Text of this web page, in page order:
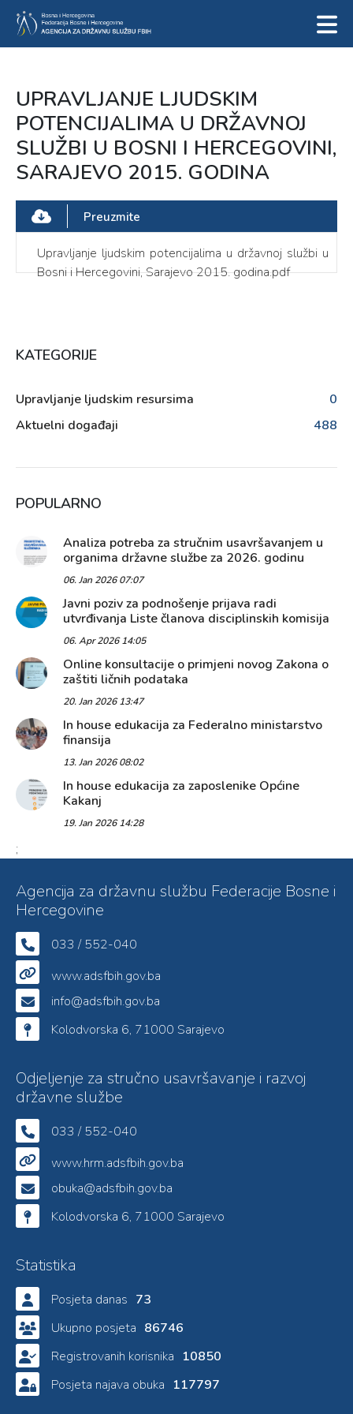
UPRAVLJANJE LJUDSKIM
POTENCIJALIMA U DRŽAVNOJ
SLUŽBI U BOSNI I HERCEGOVINI,
SARAJEVO 2015. GODINA
Preuzmite
Upravljanje ljudskim potencijalima u državnoj službi u
Bosni i Hercegovini, Sarajevo 2015. godina.pdf
KATEGORIJE
Upravljanje ljudskim resursima
0
Aktuelni događaji
488
POPULARNO
Analiza potreba za stručnim usavršavanjem u
organima državne službe za 2026. godinu
06. Jan 2026 07:07
Javni poziv za podnošenje prijava radi
utvrđivanja Liste članova disciplinskih komisija
06. Apr 2026 14:05
Online konsultacije o primjeni novog Zakona o
zaštiti ličnih podataka
20. Jan 2026 13:47
In house edukacija za Federalno ministarstvo
finansija
13. Jan 2026 08:02
In house edukacija za zaposlenike Općine
Kakanj
19. Jan 2026 14:28
;
Agencija za državnu službu Federacije Bosne i
Hercegovine
033 / 552-040
www.adsfbih.gov.ba
info@adsfbih.gov.ba
Kolodvorska 6, 71000 Sarajevo
Odjeljenje za stručno usavršavanje i razvoj
državne službe
033 / 552-040
www.hrm.adsfbih.gov.ba
obuka@adsfbih.gov.ba
Kolodvorska 6, 71000 Sarajevo
Statistika
Posjeta danas 73
Ukupno posjeta 86746
Registrovanih korisnika 10850
Posjeta najava obuka 117797